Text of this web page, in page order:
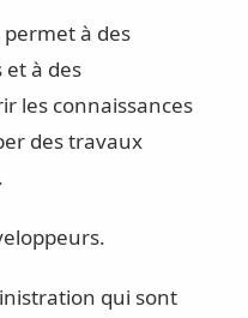
à des
à des
les connaissances
des travaux
qui sont